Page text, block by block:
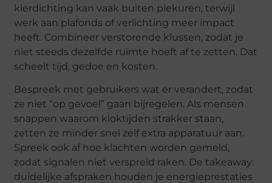
kierdichting kan vaak buiten piekuren, terwijl
werk aan plafonds of verlichting meer impact
heeft. Combineer verstorende klussen, zodat je
niet steeds dezelfde ruimte hoeft af te zetten. Dat
scheelt tijd, gedoe en kosten.
Bespreek met gebruikers wat er verandert, zodat
ze niet “op gevoel” gaan bijregelen. Als mensen
snappen waarom kloktijden strakker staan,
zetten ze minder snel zelf extra apparatuur aan.
Spreek ook af hoe klachten worden gemeld,
zodat signalen niet verspreid raken. De takeaway:
duidelijke afspraken houden je energieprestaties